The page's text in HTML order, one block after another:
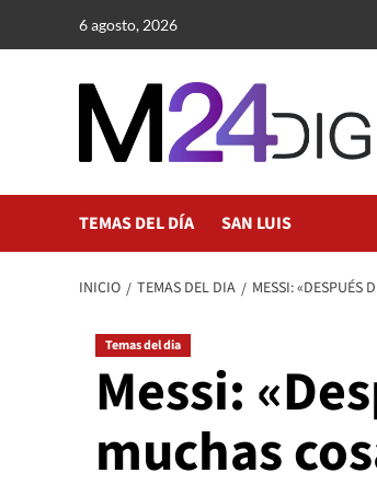
6 agosto, 2026
TEMAS DEL DÍA SAN LUIS
INICIO TEMAS DEL DIA MESSI: «DESPUÉS
Temas del dia
Messi:
muchas